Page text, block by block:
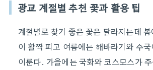
광교 계절별 추천 꽃과 활용 팁
계절별로 찾기 좋은 꽃은 달라지는데
이 활짝 피고 여름에는 해바라기와 수
이룬다. 가을에는 국화와 코스모스가